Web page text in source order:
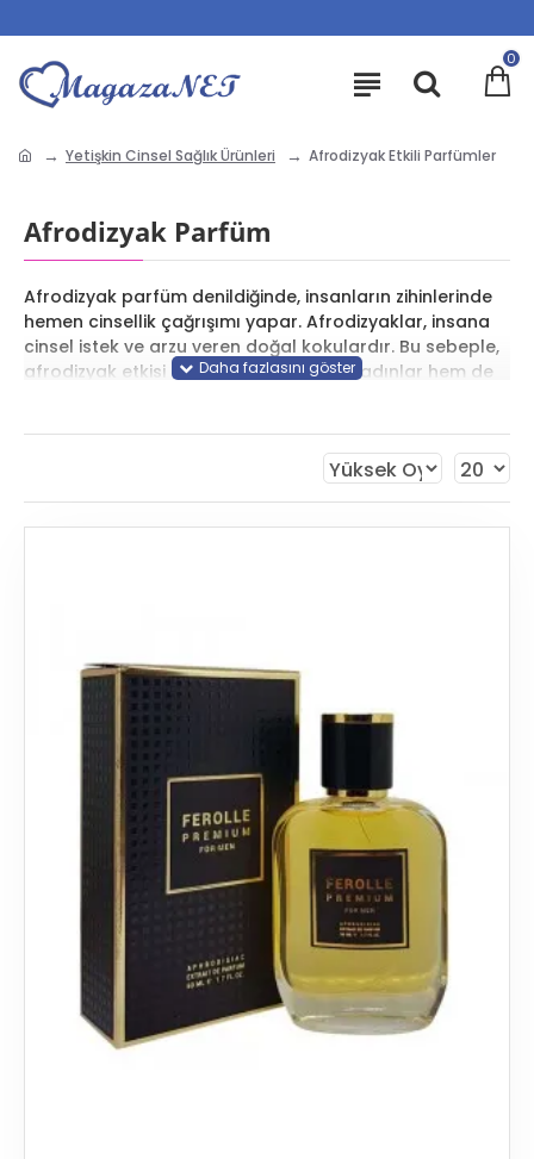
0
Yetişkin Cinsel Sağlık Ürünleri Afrodizyak Etkili Parfümler
Afrodizyak Parfüm
Afrodizyak parfüm denildiğinde, insanların zihinlerinde
hemen cinsellik çağrışımı yapar. Afrodizyaklar, insana
cinsel istek ve arzu veren doğal kokulardır. Bu sebeple,
afrodizyak etkisi olan parfümler hem kadınlar hem de
en iyi afrodizyak parfümler
Hem erkekler hem de kadınlar için en
etkili afrodizyak parfümleri sizler için derledik. Okumaya
devam edin ve hayatınızı renklendirecek en iyi
kökeni Yunanca'daki Aphrodite isminden gelir ve aşkın
tanrıçası Aphrodite ile ilişkilidir. Bugün afrodizyak, cinsel
isteği artırdığına inanılan aroma ya da içecekler olarak
kullanılmaktadır.
Neden Afrodizyak Parfüm Kullanılır?
Çiftler arasındaki cinsel isteği artırmak için,
Birini etkilemek veya ilgisini çekmek için,
Kendine güveni artırmak için.
Afrodizyak parfümler cinsel kimyasal cevapları
tetikleyerek cinsel istekleri arttırmaya yardımcı olur.
Bununla birlikte, bu parfümlerin tam olarak nasıl
çalıştığı tam olarak bilinmemektedir. Bazı uzmanlar,
afrodizyakların cinsel isteği artırdığına dair bilimsel
kanıtların olmadığını söyleseler de, bu parfümler